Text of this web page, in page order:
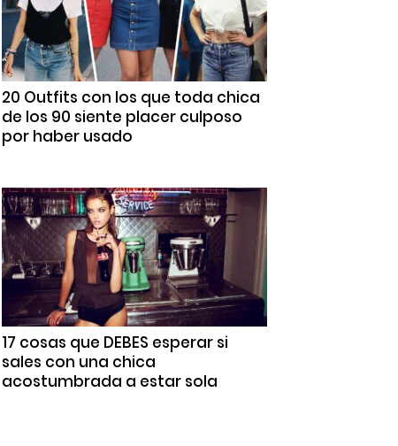
20 Outfits con los que toda chica
de los 90 siente placer culposo
por haber usado
17 cosas que DEBES esperar si
sales con una chica
acostumbrada a estar sola